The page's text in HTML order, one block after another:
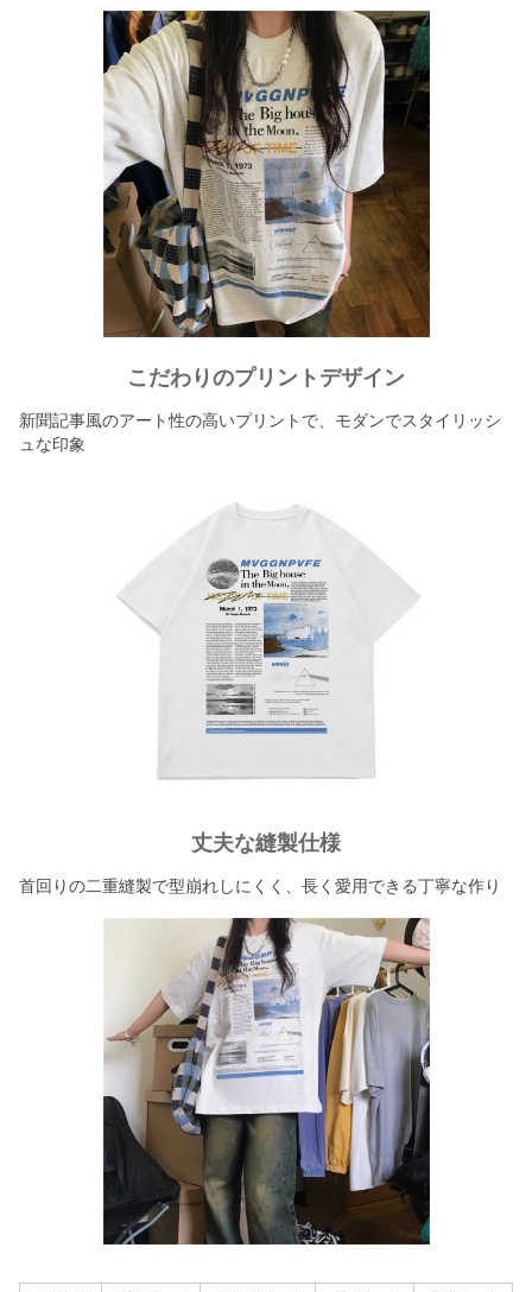
こだわりのプリントデザイン
新聞記事風のアート性の高いプリントで、モダンでスタイリッシ
ュな印象
丈夫な縫製仕様
首回りの二重縫製で型崩れしにくく、長く愛用できる丁寧な作り